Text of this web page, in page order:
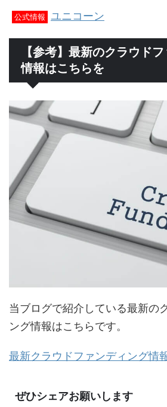
公式情報 ユニコーン
【参考】最新のクラウド
情報はこちらを
当ブログで紹介している最新の
ング情報はこちらです。
最新クラウドファンディング情
ぜひシェアお願いします